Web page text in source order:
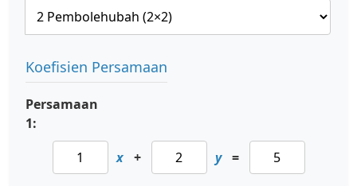
Koefisien Persamaan
Persamaan
1:
x
+ y =